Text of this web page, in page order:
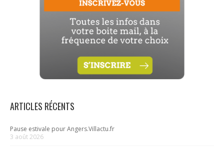
ARTICLES RÉCENTS
Pause estivale pour Angers.Villactu.fr
3 août 2026